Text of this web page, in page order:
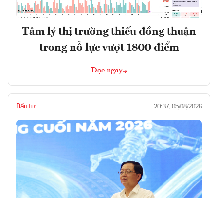
Tâm lý thị trường thiếu đồng thuận
trong nỗ lực vượt 1800 điểm
Đọc ngay
Đầu tư 20:37, 05/08/2026